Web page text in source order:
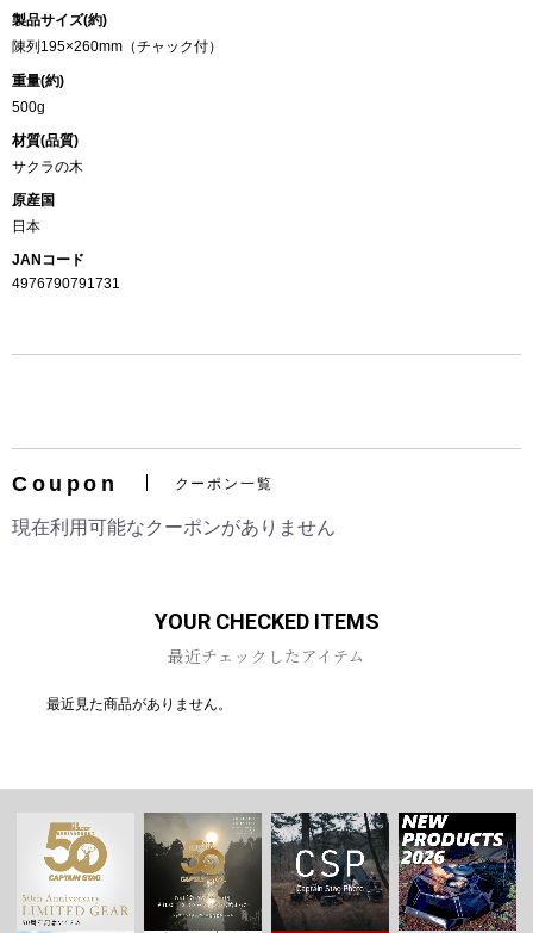
製品サイズ(約)
陳列195×260mm（チャック付）
重量(約)
500g
材質(品質)
サクラの木
原産国
日本
JANコード
4976790791731
Coupon クーポン一覧
現在利用可能なクーポンがありません
YOUR CHECKED ITEMS
最近チェックしたアイテム
最近見た商品がありません。